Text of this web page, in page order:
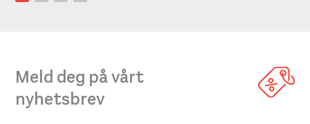
Meld deg på vårt
nyhetsbrev